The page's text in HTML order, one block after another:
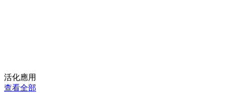
活化應用
查看全部